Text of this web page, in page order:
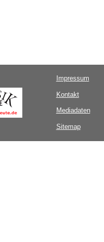
Impressum
Kontakt
Mediadaten
Sitemap